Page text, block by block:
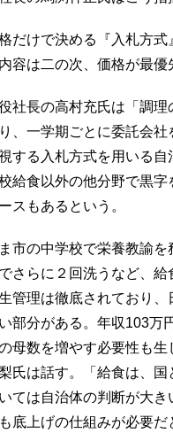
けで決める『入札方式
容は二の次、価格が最優
社長の高村充氏は「調理
、一学期ごとに委託会社
する入札方式を用いる
給食以外の他分野で黒
スもあるという。
市の中学校で栄養教諭を
さらに２回洗うなど、
管理は徹底されており、
部分がある。年収103万
母数を増やす必要性も
氏は話す。「給食は、
ては自治体の判断が大
底上げの仕組みが必要だ